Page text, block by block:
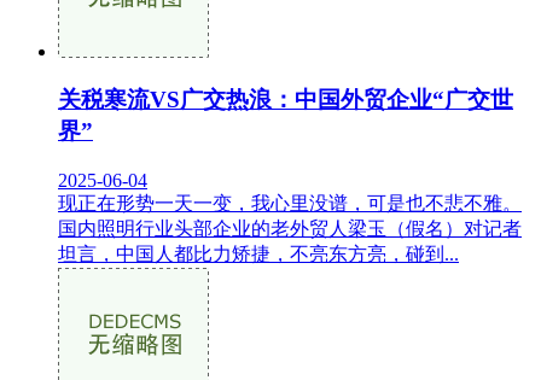
关税寒流VS广交热浪：中国外贸企业“广交世
界”
2025-06-04
现正在形势一天一变，我心里没谱，可是也不悲不雅。
国内照明行业头部企业的老外贸人梁玉（假名）对记者
坦言，中国人都比力矫捷，不亮东方亮，碰到...